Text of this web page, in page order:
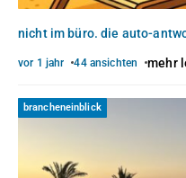
nicht im büro. die auto-
vor 1 jahr 44 ansichten mehr
brancheneinblick